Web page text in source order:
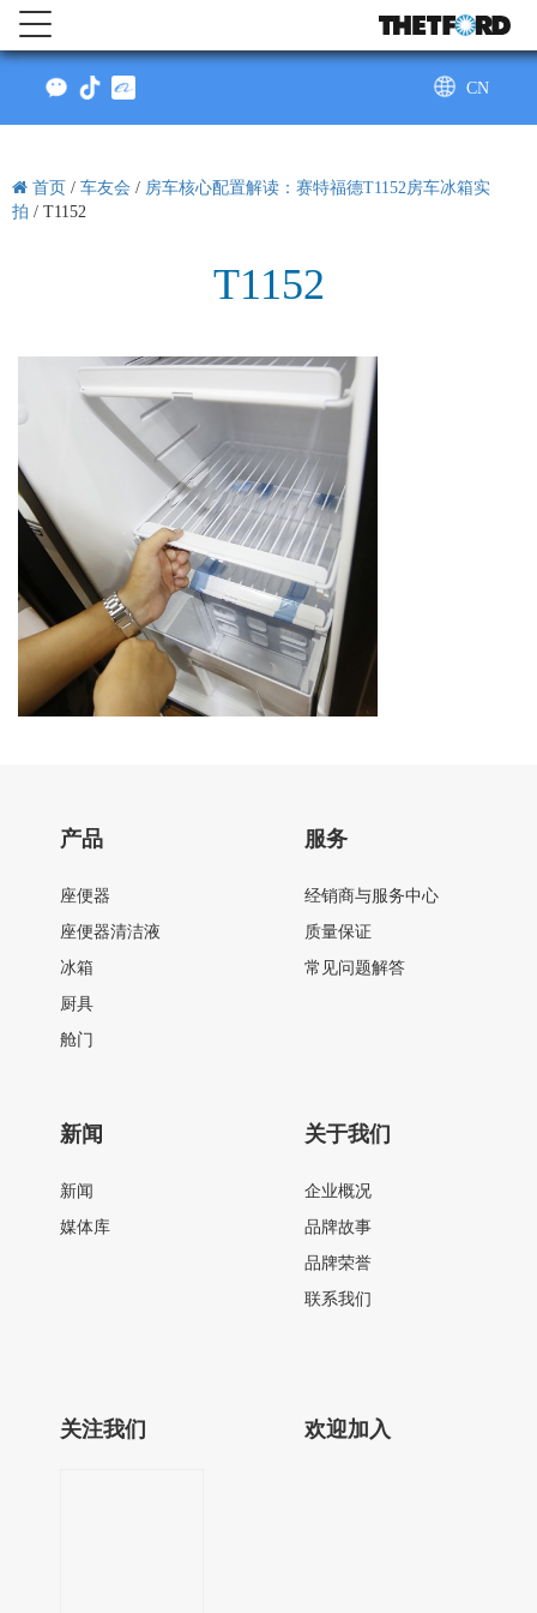
CN
首页 / 车友会 / 房车核心配置解读：赛特福德T1152房车冰箱实
拍 / T1152
T1152
产品
座便器
座便器清洁液
冰箱
厨具
舱门
服务
经销商与服务中心
质量保证
常见问题解答
新闻
新闻
媒体库
关于我们
企业概况
品牌故事
品牌荣誉
联系我们
关注我们 欢迎加入